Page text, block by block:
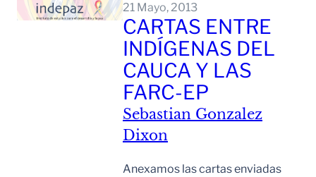
21 Mayo, 2013
CARTAS ENTRE
INDÍGENAS DEL
CAUCA Y LAS
FARC-EP
Sebastian Gonzalez
Dixon
Anexamos las cartas enviadas